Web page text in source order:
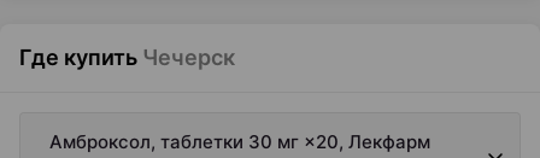
Где купить Чечерск
Амброксол, таблетки 30 мг ×20, Лекфарм